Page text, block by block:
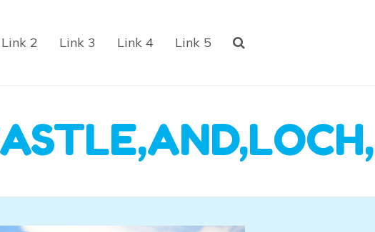
Link 2 Link 3 Link 4 Link 5